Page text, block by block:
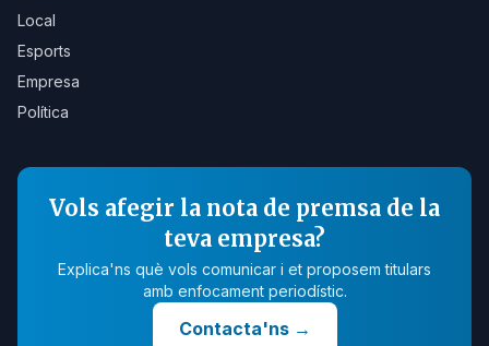
Local
Esports
Empresa
Política
Vols afegir la nota de premsa de la
teva empresa?
Explica'ns què vols comunicar i et proposem titulars
amb enfocament periodístic.
Contacta'ns→